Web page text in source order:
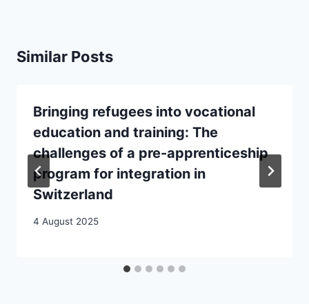
Similar Posts
Bringing refugees into vocational
education and training: The
challenges of a pre-apprenticeship
program for integration in
Switzerland
4 August 2025